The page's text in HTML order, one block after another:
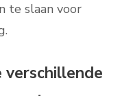
te slaan voor